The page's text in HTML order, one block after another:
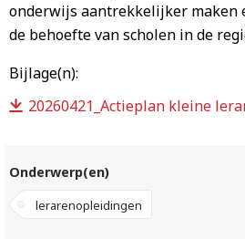
onderwijs aantrekkelijker maken
de behoefte van scholen in de
Bijlage(n):
20260421_Actieplan kleine
Onderwerp(en)
lerarenopleidingen